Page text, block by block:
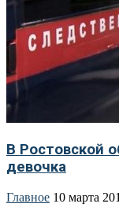
В Ростовской
девочка
Главное 10 марта